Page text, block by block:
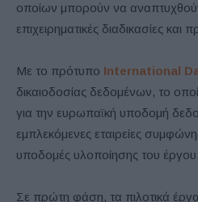
οποίων μπορούν να
επιχειρηματικές διαδικασίες
Με το πρότυπο International
δικαιοδοσίας δεδομένων, το
για την ευρωπαϊκή υποδομή
εμπλεκόμενες εταιρείες
υποδομές υλοποίησης του έργου.
Σε πρώτη φάση, τα πιλοτικά